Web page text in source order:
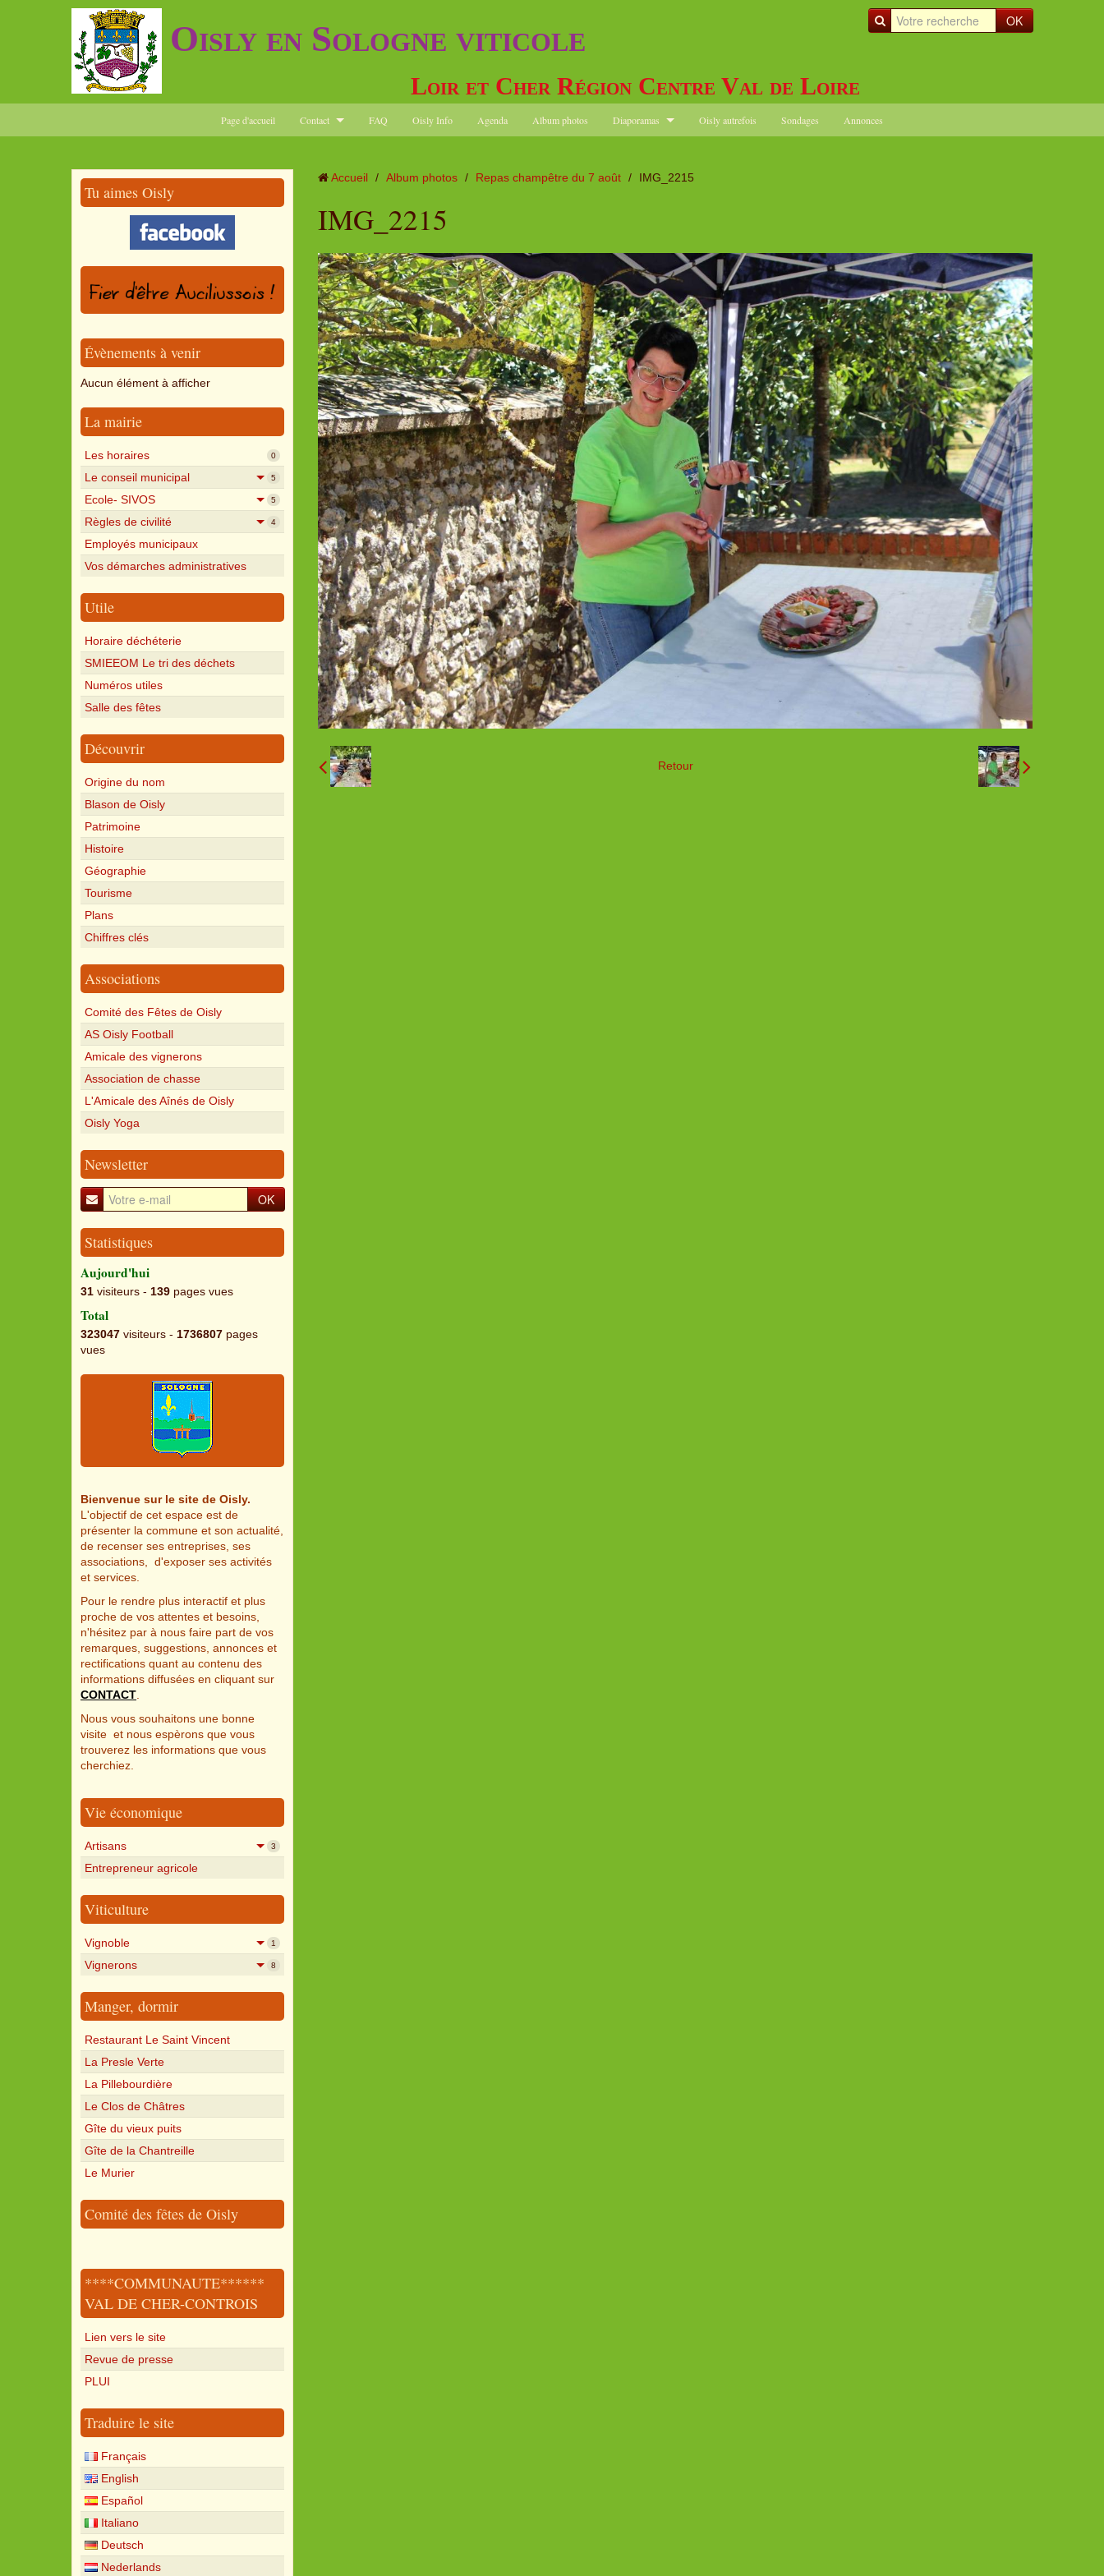
OK
Oisly en Sologne viticole
Loir et Cher Région Centre Val de Loire
Page d'accueil Contact FAQ Oisly Info Agenda Album photos Diaporamas Oisly autrefois Sondages Annonces
Tu aimes Oisly
Évènements à venir
Aucun élément à afficher
La mairie
Les horaires 0
Le conseil municipal 5
Ecole- SIVOS 5
Règles de civilité 4
Employés municipaux
Vos démarches administratives
Utile
Horaire déchéterie
SMIEEOM Le tri des déchets
Numéros utiles
Salle des fêtes
Découvrir
Origine du nom
Blason de Oisly
Patrimoine
Histoire
Géographie
Tourisme
Plans
Chiffres clés
Associations
Comité des Fêtes de Oisly
AS Oisly Football
Amicale des vignerons
Association de chasse
L'Amicale des Aînés de Oisly
Oisly Yoga
Newsletter
OK
Statistiques
Aujourd'hui
31 visiteurs - 139 pages vues
Total
323047 visiteurs - 1736807 pages
vues
Bienvenue sur le site de Oisly.
L'objectif de cet espace est de
présenter la commune et son actualité,
de recenser ses entreprises, ses
associations, d'exposer ses activités
et services.
Pour le rendre plus interactif et plus
proche de vos attentes et besoins,
n'hésitez par à nous faire part de vos
remarques, suggestions, annonces et
rectifications quant au contenu des
informations diffusées en cliquant sur
CONTACT
Nous vous souhaitons une bonne
visite et nous espèrons que vous
trouverez les informations que vous
cherchiez.
Vie économique
Artisans 3
Entrepreneur agricole
Viticulture
Vignoble 1
Vignerons 8
Manger, dormir
Restaurant Le Saint Vincent
La Presle Verte
La Pillebourdière
Le Clos de Châtres
Gîte du vieux puits
Gîte de la Chantreille
Le Murier
Comité des fêtes de Oisly
****COMMUNAUTE******
VAL DE CHER-CONTROIS
Lien vers le site
Revue de presse
PLUI
Traduire le site
Français
English
Español
Italiano
Deutsch
Nederlands
Accueil / Album photos / Repas champêtre du 7 août / IMG_2215
IMG_2215
Retour